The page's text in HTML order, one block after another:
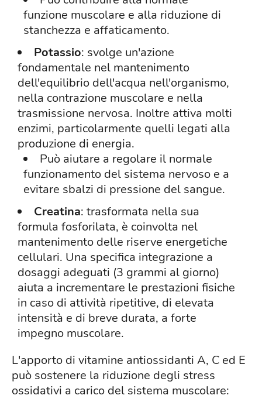
funzione muscolare e alla riduzione di
stanchezza e affaticamento.
Potassio: svolge un'azione
fondamentale nel mantenimento
dell'equilibrio dell'acqua nell'organismo,
nella contrazione muscolare e nella
trasmissione nervosa. Inoltre attiva molti
enzimi, particolarmente quelli legati alla
produzione di energia.
Può aiutare a regolare il normale
funzionamento del sistema nervoso e a
evitare sbalzi di pressione del sangue.
Creatina: trasformata nella sua
formula fosforilata, è coinvolta nel
mantenimento delle riserve energetiche
cellulari. Una specifica integrazione a
dosaggi adeguati (3 grammi al giorno)
aiuta a incrementare le prestazioni fisiche
in caso di attività ripetitive, di elevata
intensità e di breve durata, a forte
impegno muscolare.
L'apporto di vitamine antiossidanti A, C ed E
può sostenere la riduzione degli stress
ossidativi a carico del sistema muscolare: